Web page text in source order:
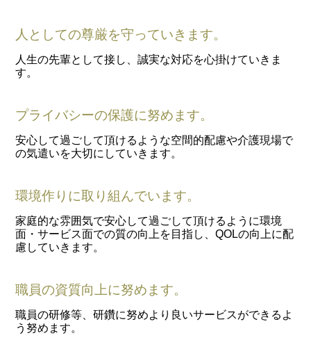
人としての尊厳を守っていきます。
人生の先輩として接し、誠実な対応を心掛けていきま
す。
プライバシーの保護に努めます。
安心して過ごして頂けるような空間的配慮や介護現場で
の気遣いを大切にしていきます。
環境作りに取り組んでいます。
家庭的な雰囲気で安心して過ごして頂けるように環境
面・サービス面での質の向上を目指し、QOLの向上に配
慮していきます。
職員の資質向上に努めます。
職員の研修等、研鑽に努めより良いサービスができるよ
う努めます。